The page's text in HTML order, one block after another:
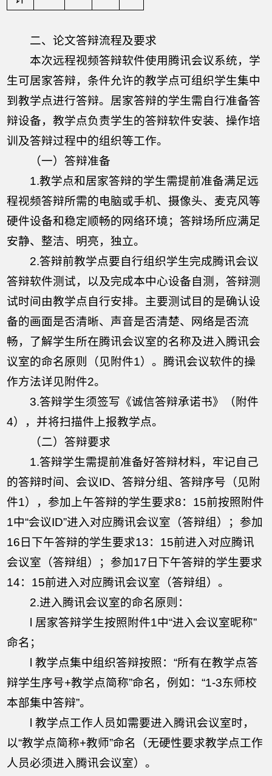
二、论文答辩流程及要求
本次远程视频答辩软件使用腾讯会议系统，学
生可居家答辩，条件允许的教学点可组织学生集中
到教学点进行答辩。居家答辩的学生需自行准备答
辩设备，教学点负责学生的答辩软件安装、操作培
训及答辩过程中的组织等工作。
（一）答辩准备
1.教学点和居家答辩的学生需提前准备满足远
程视频答辩所需的电脑或手机、摄像头、麦克风等
硬件设备和稳定顺畅的网络环境；答辩场所应满足
安静、整洁、明亮，独立。
2.答辩前教学点要自行组织学生完成腾讯会议
答辩软件测试，以及完成本中心设备自测，答辩测
试时间由教学点自行安排。主要测试目的是确认设
备的画面是否清晰、声音是否清楚、网络是否流
畅，了解学生所在腾讯会议室的名称及进入腾讯会
议室的命名原则（见附件1）。腾讯会议软件的操
作方法详见附件2。
3.答辩学生须签写《诚信答辩承诺书》（附件
4），并将扫描件上报教学点。
（二）答辩要求
1.答辩学生需提前准备好答辩材料，牢记自己
的答辩时间、会议ID、答辩分组、答辩序号（见附
件1），参加上午答辩的学生要求8：15前按照附件
1中“会议ID”进入对应腾讯会议室（答辩组）；参加
16日下午答辩的学生要求13：15前进入对应腾讯
会议室（答辩组）；参加17日下午答辩的学生要求
14：15前进入对应腾讯会议室（答辩组）。
2.进入腾讯会议室的命名原则：
l 居家答辩学生按照附件1中“进入会议室昵称”
命名；
l 教学点集中组织答辩按照：“所有在教学点答
辩学生序号+教学点简称”命名，例如：“1-3东师校
本部集中答辩”。
l 教学点工作人员如需要进入腾讯会议室时，
以“教学点简称+教师”命名（无硬性要求教学点工作
人员必须进入腾讯会议室）。